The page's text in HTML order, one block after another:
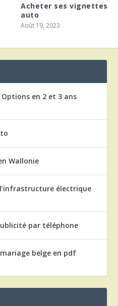
Acheter ses vignettes
auto
Août 19, 2023
en 2 et 3 ans
Wallonie
électrique
par téléphone
belge en pdf